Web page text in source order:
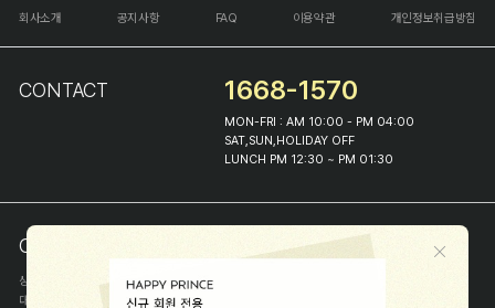
회사소개 공지사항 FAQ 이용약관 개인정보취급방침
CONTACT 1668-1570
MON-FRI : AM 10:00 - PM 04:00
SAT,SUN,HOLIDAY OFF
LUNCH PM 12:30 ~ PM 01:30
COMPANY INFO
상호
(주)해피프린스
대표
이화진